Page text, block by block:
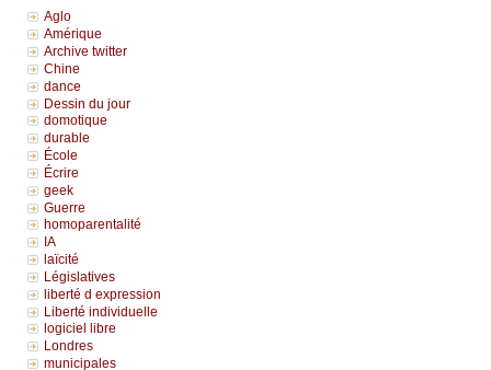
Aglo
Amérique
Archive twitter
Chine
dance
Dessin du jour
domotique
durable
École
Écrire
geek
Guerre
homoparentalité
IA
laïcité
Législatives
liberté d expression
Liberté individuelle
logiciel libre
Londres
municipales